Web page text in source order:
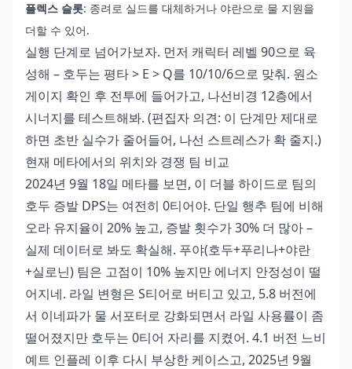
플렉스 슬롯: 종려로 실드를 대체하거나 야란으로 물 지원을
더할 수 있어.
실행 단계로 넘어가보자. 먼저 캐릭터 레벨 90으로 육
성해 – 호두는 평타 > E > Q를 10/10/6으로 맞춰. 원소
게이지 확인 후 전투에 들어가고, 나선비경 12층에서
시너지를 테스트해봐. (편집자 의견: 이 단계만 제대로
하면 초반 실수가 줄어들어, 나선 스트레스가 확 줄지.)
현재 메타에서의 위치와 경쟁 팀 비교
2024년 9월 18일 메타를 보면, 이 더블 하이드로 팀의
호두 증발 DPS는 여전히 0티어야. 단일 행추 팀에 비해
오라 유지율이 20% 높고, 증발 횟수가 30% 더 많아 –
실제 데이터로 봐도 확실해. 푸야(호두+푸리나+야란
+실로닌) 팀은 고점이 10% 높지만 에너지 안정성이 떨
어지네. 라일 변형은 S티어로 버티고 있고, 5.8 버전에
서 이네파가 물 서포터로 강화되면서 라일 사용률이 좀
떨어졌지만 호두는 0티어 자리를 지켰어. 4.1 버전 느비
예트 인플레 이후 다시 부상한 케이스고, 2025년 9월